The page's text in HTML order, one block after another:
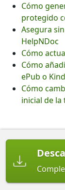
Cómo
protegido
Asegura
HelpNDoc
Cómo
Cómo
ePub o
Cómo
inicial de la